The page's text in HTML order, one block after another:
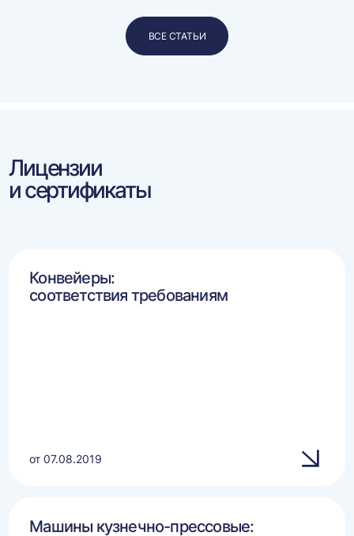
ВСЕ СТАТЬИ
Лицензии
и сертификаты
Конвейеры:
соответствия требованиям
от 07.08.2019
Машины кузнечно-прессовые: